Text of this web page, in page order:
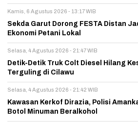
Kamis, 6 Agustus 2026 - 13:17 WIB
Sekda Garut Dorong FESTA Distan
Ekonomi Petani Lokal
Selasa, 4 Agustus 2026 - 21:47 WIB
Detik-Detik Truk Colt Diesel Hilang
Terguling di Cilawu
Selasa, 4 Agustus 2026 - 21:42 WIB
Kawasan Kerkof Dirazia, Polisi
Botol Minuman Beralkohol